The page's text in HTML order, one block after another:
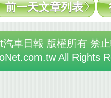
前一天文章列表
汽車日報 版權所有 禁
All Rights